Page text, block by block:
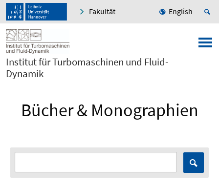
Fakultät English
Institut für Turbomaschinen und Fluid-
Dynamik
Bücher & Monographien